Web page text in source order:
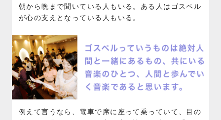
朝から晩まで聞いている人もいる。ある人はゴスペル
が心の支えとなっている人もいる。
例えて言うなら、電車で席に座って乗っていて、目の